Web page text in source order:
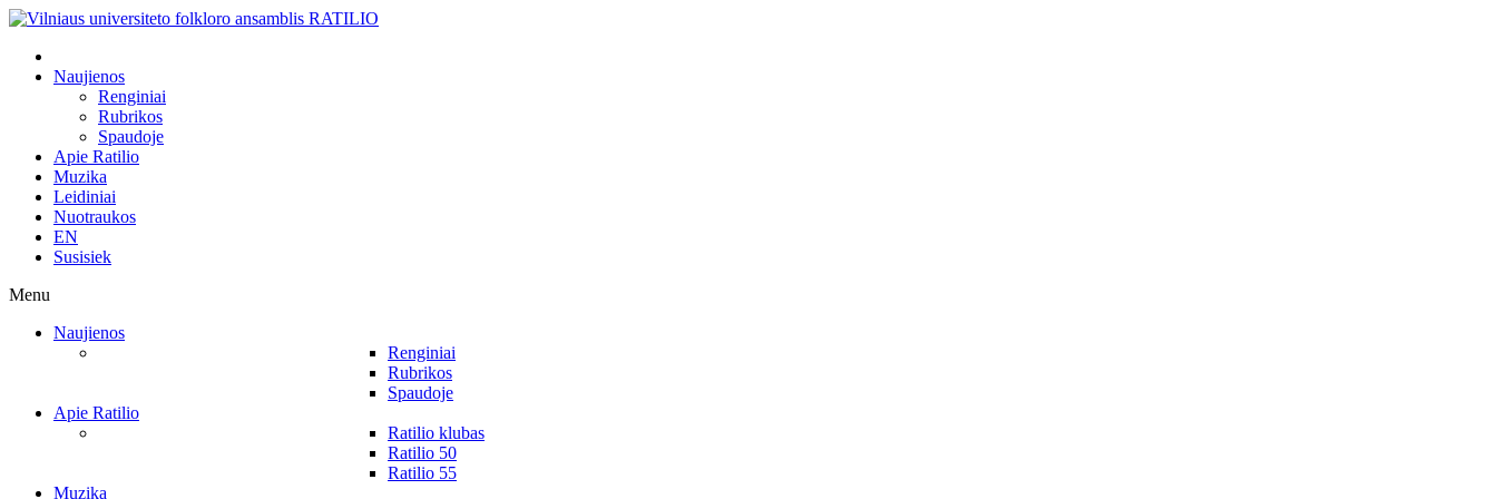
Naujienos
Renginiai
Rubrikos
Spaudoje
Apie Ratilio
Muzika
Leidiniai
Nuotraukos
EN
Susisiek
Menu
Naujienos
Renginiai
Rubrikos
Spaudoje
Apie Ratilio
Ratilio klubas
Ratilio 50
Ratilio 55
Muzika